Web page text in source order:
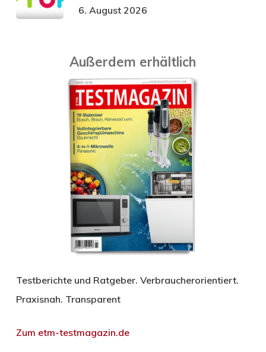
6. August 2026
Außerdem erhältlich
Testberichte und Ratgeber. Verbraucherorientiert.
Praxisnah. Transparent
Zum etm-testmagazin.de